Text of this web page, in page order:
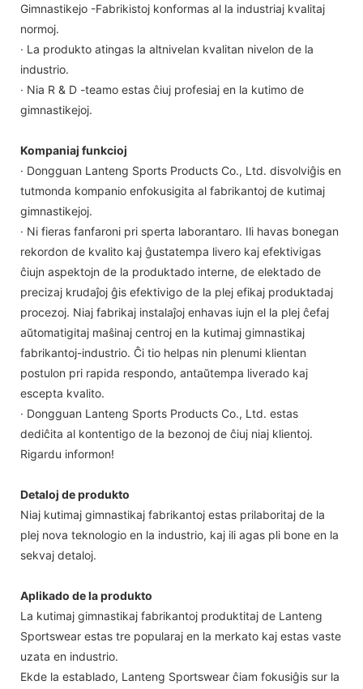
Gimnastikejo -Fabrikistoj konformas al la industriaj kvalitaj
normoj.
· La produkto atingas la altnivelan kvalitan nivelon de la
industrio.
· Nia R & D -teamo estas ĉiuj profesiaj en la kutimo de
gimnastikejoj.
Kompaniaj funkcioj
· Dongguan Lanteng Sports Products Co., Ltd. disvolviĝis en
tutmonda kompanio enfokusigita al fabrikantoj de kutimaj
gimnastikejoj.
· Ni fieras fanfaroni pri sperta laborantaro. Ili havas bonegan
rekordon de kvalito kaj ĝustatempa livero kaj efektivigas
ĉiujn aspektojn de la produktado interne, de elektado de
precizaj krudaĵoj ĝis efektivigo de la plej efikaj produktadaj
procezoj. Niaj fabrikaj instalaĵoj enhavas iujn el la plej ĉefaj
aŭtomatigitaj maŝinaj centroj en la kutimaj gimnastikaj
fabrikantoj-industrio. Ĉi tio helpas nin plenumi klientan
postulon pri rapida respondo, antaŭtempa liverado kaj
escepta kvalito.
· Dongguan Lanteng Sports Products Co., Ltd. estas
dediĉita al kontentigo de la bezonoj de ĉiuj niaj klientoj.
Rigardu informon!
Detaloj de produkto
Niaj kutimaj gimnastikaj fabrikantoj estas prilaboritaj de la
plej nova teknologio en la industrio, kaj ili agas pli bone en la
sekvaj detaloj.
Aplikado de la produkto
La kutimaj gimnastikaj fabrikantoj produktitaj de Lanteng
Sportswear estas tre popularaj en la merkato kaj estas vaste
uzata en industrio.
Ekde la establado, Lanteng Sportswear ĉiam fokusiĝis sur la